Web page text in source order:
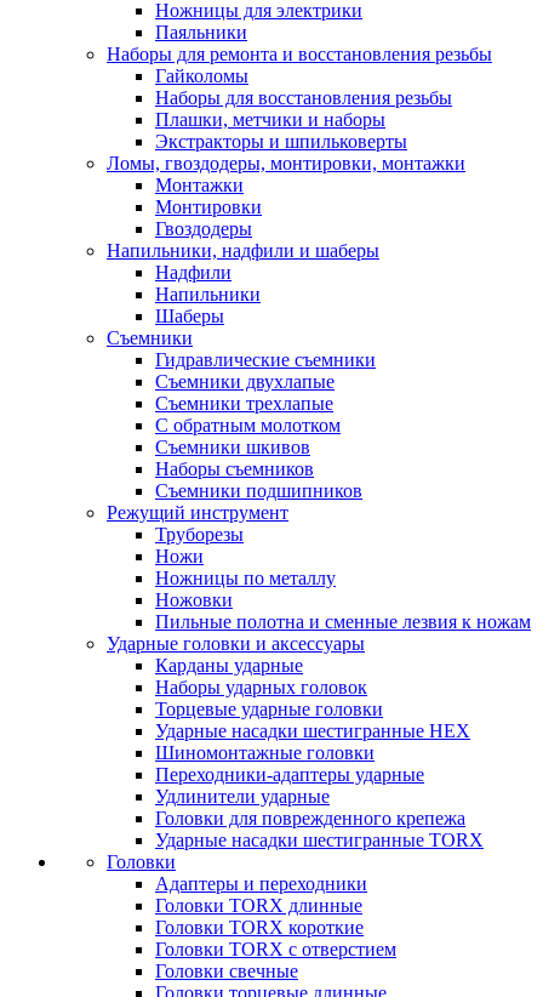
Ножницы для электрики
Паяльники
Наборы для ремонта и восстановления резьбы
Гайколомы
Наборы для восстановления резьбы
Плашки, метчики и наборы
Экстракторы и шпильковерты
Ломы, гвоздодеры, монтировки, монтажки
Монтажки
Монтировки
Гвоздодеры
Напильники, надфили и шаберы
Надфили
Напильники
Шаберы
Съемники
Гидравлические съемники
Съемники двухлапые
Съемники трехлапые
С обратным молотком
Съемники шкивов
Наборы съемников
Съемники подшипников
Режущий инструмент
Труборезы
Ножи
Ножницы по металлу
Ножовки
Пильные полотна и сменные лезвия к ножам
Ударные головки и аксессуары
Карданы ударные
Наборы ударных головок
Торцевые ударные головки
Ударные насадки шестигранные HEX
Шиномонтажные головки
Переходники-адаптеры ударные
Удлинители ударные
Головки для поврежденного крепежа
Ударные насадки шестигранные TORX
Головки
Адаптеры и переходники
Головки TORX длинные
Головки TORX короткие
Головки TORX с отверстием
Головки свечные
Головки торцевые длинные